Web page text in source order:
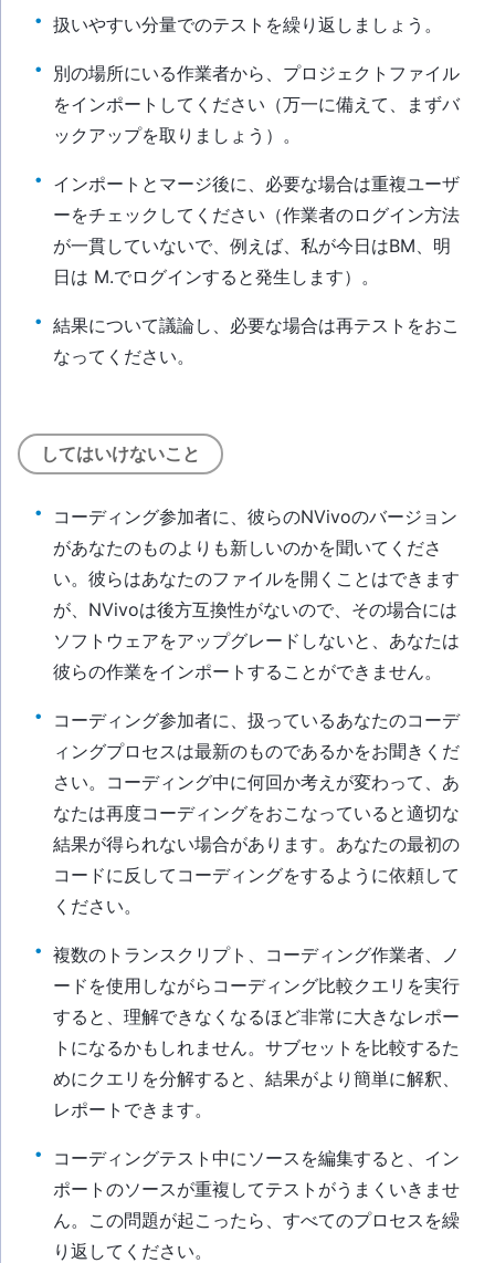
扱いやすい分量でのテストを繰り返しましょう。
別の場所にいる作業者から、プロジェクトファイル
をインポートしてください（万一に備えて、まずバ
ックアップを取りましょう）。
インポートとマージ後に、必要な場合は重複ユーザ
ーをチェックしてください（作業者のログイン方法
が一貫していないで、例えば、私が今日はBM、明
日は M.でログインすると発生します）。
結果について議論し、必要な場合は再テストをおこ
なってください。
してはいけないこと
コーディング参加者に、彼らのNVivoのバージョン
があなたのものよりも新しいのかを聞いてくださ
い。彼らはあなたのファイルを開くことはできます
が、NVivoは後方互換性がないので、その場合には
ソフトウェアをアップグレードしないと、あなたは
彼らの作業をインポートすることができません。
コーディング参加者に、扱っているあなたのコーデ
ィングプロセスは最新のものであるかをお聞きくだ
さい。コーディング中に何回か考えが変わって、あ
なたは再度コーディングをおこなっていると適切な
結果が得られない場合があります。あなたの最初の
コードに反してコーディングをするように依頼して
ください。
複数のトランスクリプト、コーディング作業者、ノ
ードを使用しながらコーディング比較クエリを実行
すると、理解できなくなるほど非常に大きなレポー
トになるかもしれません。サブセットを比較するた
めにクエリを分解すると、結果がより簡単に解釈、
レポートできます。
コーディングテスト中にソースを編集すると、イン
ポートのソースが重複してテストがうまくいきませ
ん。この問題が起こったら、すべてのプロセスを繰
り返してください。